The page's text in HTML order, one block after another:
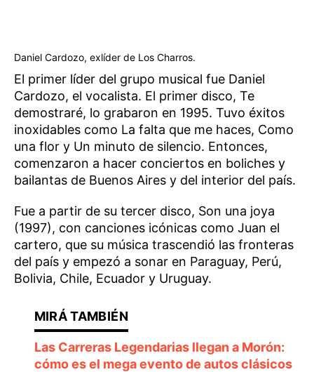
Daniel Cardozo, exlíder de Los Charros.
El primer líder del grupo musical fue Daniel
Cardozo, el vocalista. El primer disco, Te
demostraré, lo grabaron en 1995. Tuvo éxitos
inoxidables como La falta que me haces, Como
una flor y Un minuto de silencio. Entonces,
comenzaron a hacer conciertos en boliches y
bailantas de Buenos Aires y del interior del país.
Fue a partir de su tercer disco, Son una joya
(1997), con canciones icónicas como Juan el
cartero, que su música trascendió las fronteras
del país y empezó a sonar en Paraguay, Perú,
Bolivia, Chile, Ecuador y Uruguay.
Las Carreras Legendarias llegan a Morón:
cómo es el mega evento de autos clásicos